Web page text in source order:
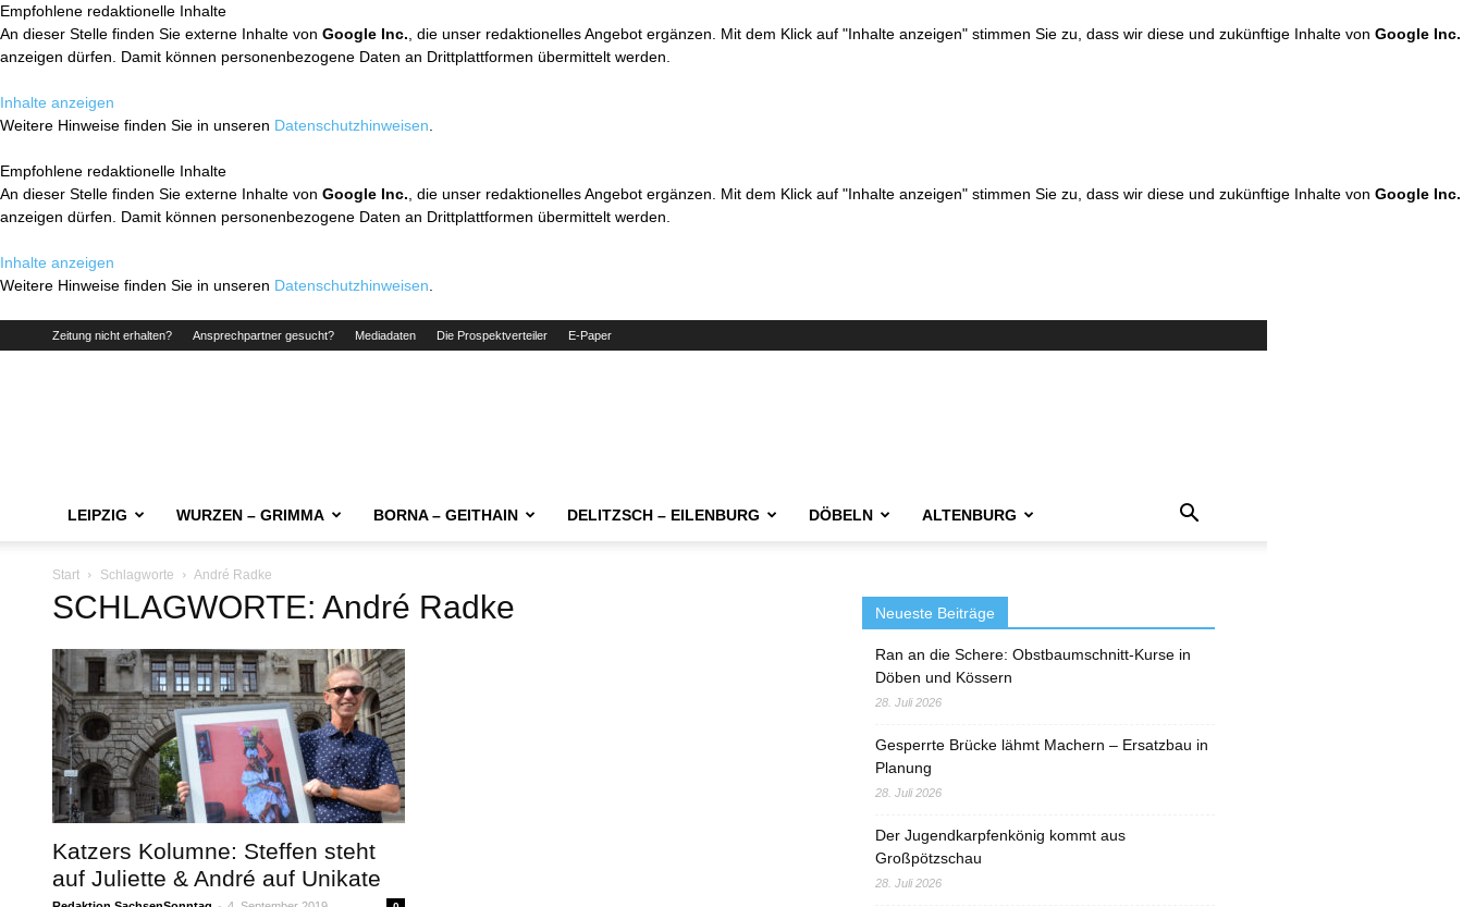
Empfohlene redaktionelle Inhalte
An dieser Stelle finden Sie externe Inhalte von Google Inc. , die unser redaktionelles Angebot ergänzen. Mit dem Klick auf "Inhalte anzeigen" stimmen Sie zu, dass wir diese und zukünftige Inhalte von Google Inc.
anzeigen dürfen. Damit können personenbezogene Daten an Drittplattformen übermittelt werden.
Inhalte anzeigen
Weitere Hinweise finden Sie in unseren Datenschutzhinweisen
Empfohlene redaktionelle Inhalte
An dieser Stelle finden Sie externe Inhalte von Google Inc. , die unser redaktionelles Angebot ergänzen. Mit dem Klick auf "Inhalte anzeigen" stimmen Sie zu, dass wir diese und zukünftige Inhalte von Google Inc.
anzeigen dürfen. Damit können personenbezogene Daten an Drittplattformen übermittelt werden.
Inhalte anzeigen
Weitere Hinweise finden Sie in unseren Datenschutzhinweisen
Zeitung nicht erhalten? Ansprechpartner gesucht? Mediadaten Die Prospektverteiler E-Paper
LEIPZIG WURZEN – GRIMMA BORNA – GEITHAIN DELITZSCH – EILENBURG DÖBELN ALTENBURG
Start Schlagworte André Radke
SCHLAGWORTE: André Radke
Katzers Kolumne: Steffen steht
auf Juliette & André auf Unikate
Neueste Beiträge
Ran an die Schere: Obstbaumschnitt-Kurse in
Döben und Kössern
28. Juli 2026
Gesperrte Brücke lähmt Machern – Ersatzbau in
Planung
28. Juli 2026
Der Jugendkarpfenkönig kommt aus
Großpötzschau
28. Juli 2026